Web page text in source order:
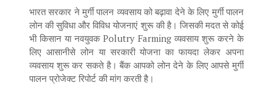
भारत सरकार ने मुर्गी पालन व्यवसाय को बढ़ावा देने के लिए मुर्गी पालन
लोन की सुविधा और विविध योजनाएं शुरू की है। जिसकी मदत से कोई
भी किसान या नवयुवक Polutry Farming व्यवसाय शुरू करने के
लिए आसानीसे लोन या सरकारी योजना का फायदा लेकर अपना
व्यवसाय शुरू कर सकते है। बैंक आपको लोन देने के लिए आपसे मुर्गी
पालन प्रोजेक्ट रिपोर्ट की मांग करती है।